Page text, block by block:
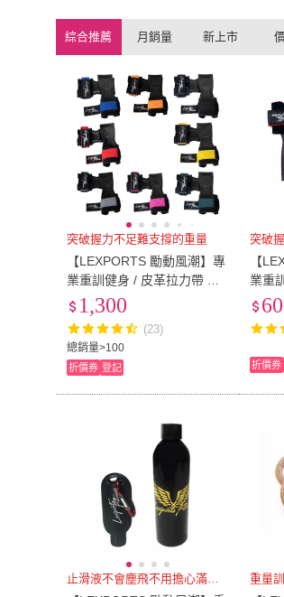
綜合推薦 月銷量 新上市
突破握力不足難支撐的重量
【LEXPORTS 勵動風潮】專
業重訓健身 / 皮革拉力帶 －
經典原色(皮革拉力帶 拉力帶
健身 重訓)
總銷量>100
1,300
(23)
折價券 登記
突破
【
業重訓健身 /
基礎
折價券
止滑液不會塵飛不用擔心滿地粉塵 重量